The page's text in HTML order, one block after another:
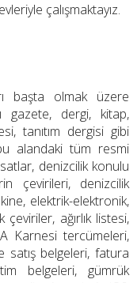
çalışmaktayız.
başta olmak üzere
gazete, dergi, kitap,
tanıtım dergisi gibi
alandaki tüm resmi
denizcilik konulu
çevirileri, denizcilik
elektrik-elektronik,
ağırlık listesi,
Karnesi tercümeleri,
satış belgeleri, fatura
belgeleri, gümrük